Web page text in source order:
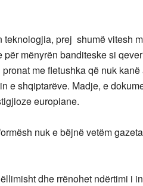
prej shumë vitesh
mënyrën banditeske si
me fletushka që nuk
e shqiptarëve. Madje, e
europiane.
nuk e bëjnë vetëm
dhe rrënohet ndërtimi i